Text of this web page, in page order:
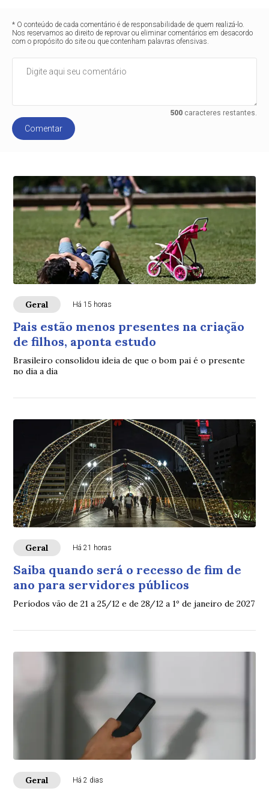
* O conteúdo de cada comentário é de responsabilidade de quem realizá-lo.
Nos reservamos ao direito de reprovar ou eliminar comentários em desacordo
com o propósito do site ou que contenham palavras ofensivas.
500caracteres restantes.
Comentar
Geral Há 15 horas
Pais estão menos presentes na criação
de filhos, aponta estudo
Brasileiro consolidou ideia de que o bom pai é o presente
no dia a dia
Geral Há 21 horas
Saiba quando será o recesso de fim de
ano para servidores públicos
Períodos vão de 21 a 25/12 e de 28/12 a 1º de janeiro de 2027
Geral Há 2 dias